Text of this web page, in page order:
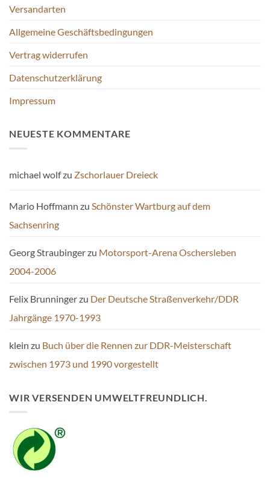
Versandarten
Allgemeine Geschäftsbedingungen
Vertrag widerrufen
Datenschutzerklärung
Impressum
NEUESTE KOMMENTARE
michael wolfzu Zschorlauer Dreieck
Mario Hoffmann zu Schönster Wartburg auf dem
Sachsenring
Georg Straubingerzu Motorsport-Arena Oschersleben
2004-2006
Felix Brunningerzu Der Deutsche Straßenverkehr/DDR
Jahrgänge 1970-1993
klein zu Buch über die Rennen zur DDR-Meisterschaft
zwischen 1973 und 1990 vorgestellt
WIR VERSENDEN UMWELTFREUNDLICH.